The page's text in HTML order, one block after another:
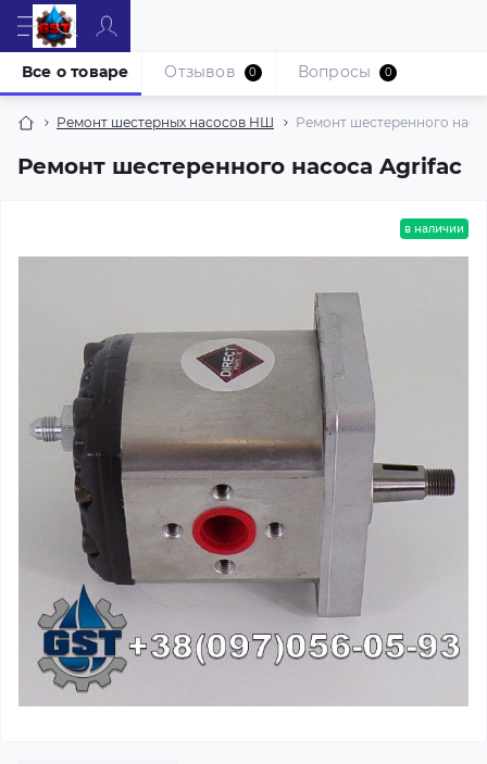
Ремонт шестерных насосов НШ Ремонт шестеренного
Ремонт шестеренного насоса Agrifac
Все о товаре Отзывов 0 Вопросы 0
в наличии